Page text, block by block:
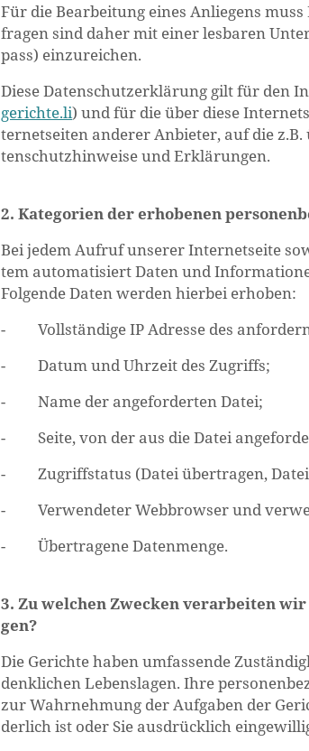
Für die Be­ar­bei­tung eines An­lie­gens
fra­gen sind daher mit einer les­ba­ren
pass) ein­zu­rei­chen.
Diese Da­ten­schutz­er­klä­rung gilt für den
gerichte.​li) und für die über diese
ter­net­sei­ten an­de­rer An­bie­ter, auf die
ten­schutz­hin­wei­se und Er­klä­run­gen.
2. Ka­te­go­ri­en der er­ho­be­nen
Bei jedem Auf­ruf un­se­rer In­ter­net­sei­te
tem au­to­ma­ti­siert Daten und
Fol­gen­de Daten wer­den hier­bei er­ho­ben:
- Voll­stän­di­ge IP Adres­se des
- Datum und Uhr­zeit des Zu­griffs;
- Name der an­ge­for­der­ten Datei;
- Seite, von der aus die Datei
- Zu­griffs­ta­tus (Datei über­tra­gen, Datei
- Ver­wen­de­ter Web­brow­ser und
- Über­tra­ge­ne Da­ten­men­ge.
3. Zu wel­chen Zwe­cken ver­ar­bei­ten
gen?
Die Ge­rich­te haben um­fas­sen­de
denk­li­chen Le­bens­la­gen. Ihre
zur Wahr­neh­mung der Auf­ga­ben der
der­lich ist oder Sie aus­drück­lich